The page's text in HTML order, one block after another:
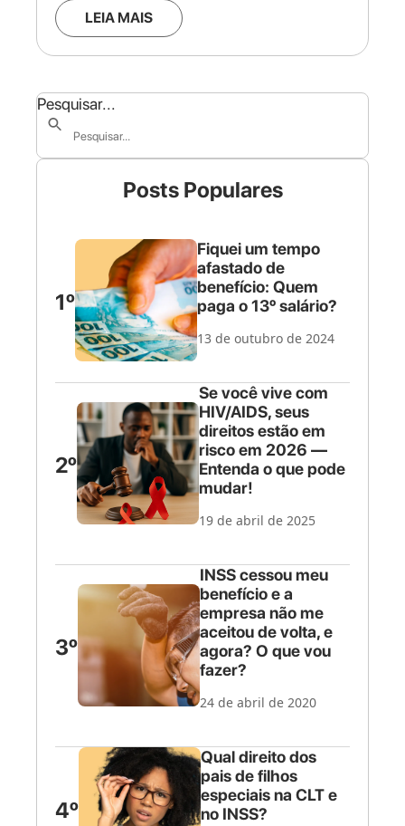
LEIA MAIS
Pesquisar...
Posts Populares
1º
Fiquei um tempo
afastado de
benefício: Quem
paga o 13º salário?
13 de outubro de 2024
2º
Se você vive com
HIV/AIDS, seus
direitos estão em
risco em 2026 —
Entenda o que pode
mudar!
19 de abril de 2025
3º
INSS cessou meu
benefício e a
empresa não me
aceitou de volta, e
agora? O que vou
fazer?
24 de abril de 2020
4º
Qual direito dos
pais de filhos
especiais na CLT e
no INSS?